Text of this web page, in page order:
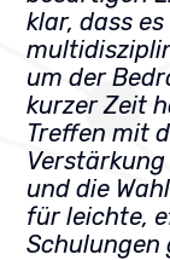
klar, dass
um der
kurzer Zeit
Treffen mit
und die
für leichte,
Schulungen